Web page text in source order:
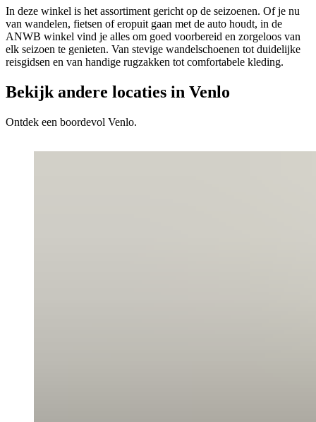
In deze winkel is het assortiment gericht op de seizoenen. Of je nu
van wandelen, fietsen of eropuit gaan met de auto houdt, in de
ANWB winkel vind je alles om goed voorbereid en zorgeloos van
elk seizoen te genieten. Van stevige wandelschoenen tot duidelijke
reisgidsen en van handige rugzakken tot comfortabele kleding.
Bekijk andere locaties in Venlo
Ontdek een boordevol Venlo.